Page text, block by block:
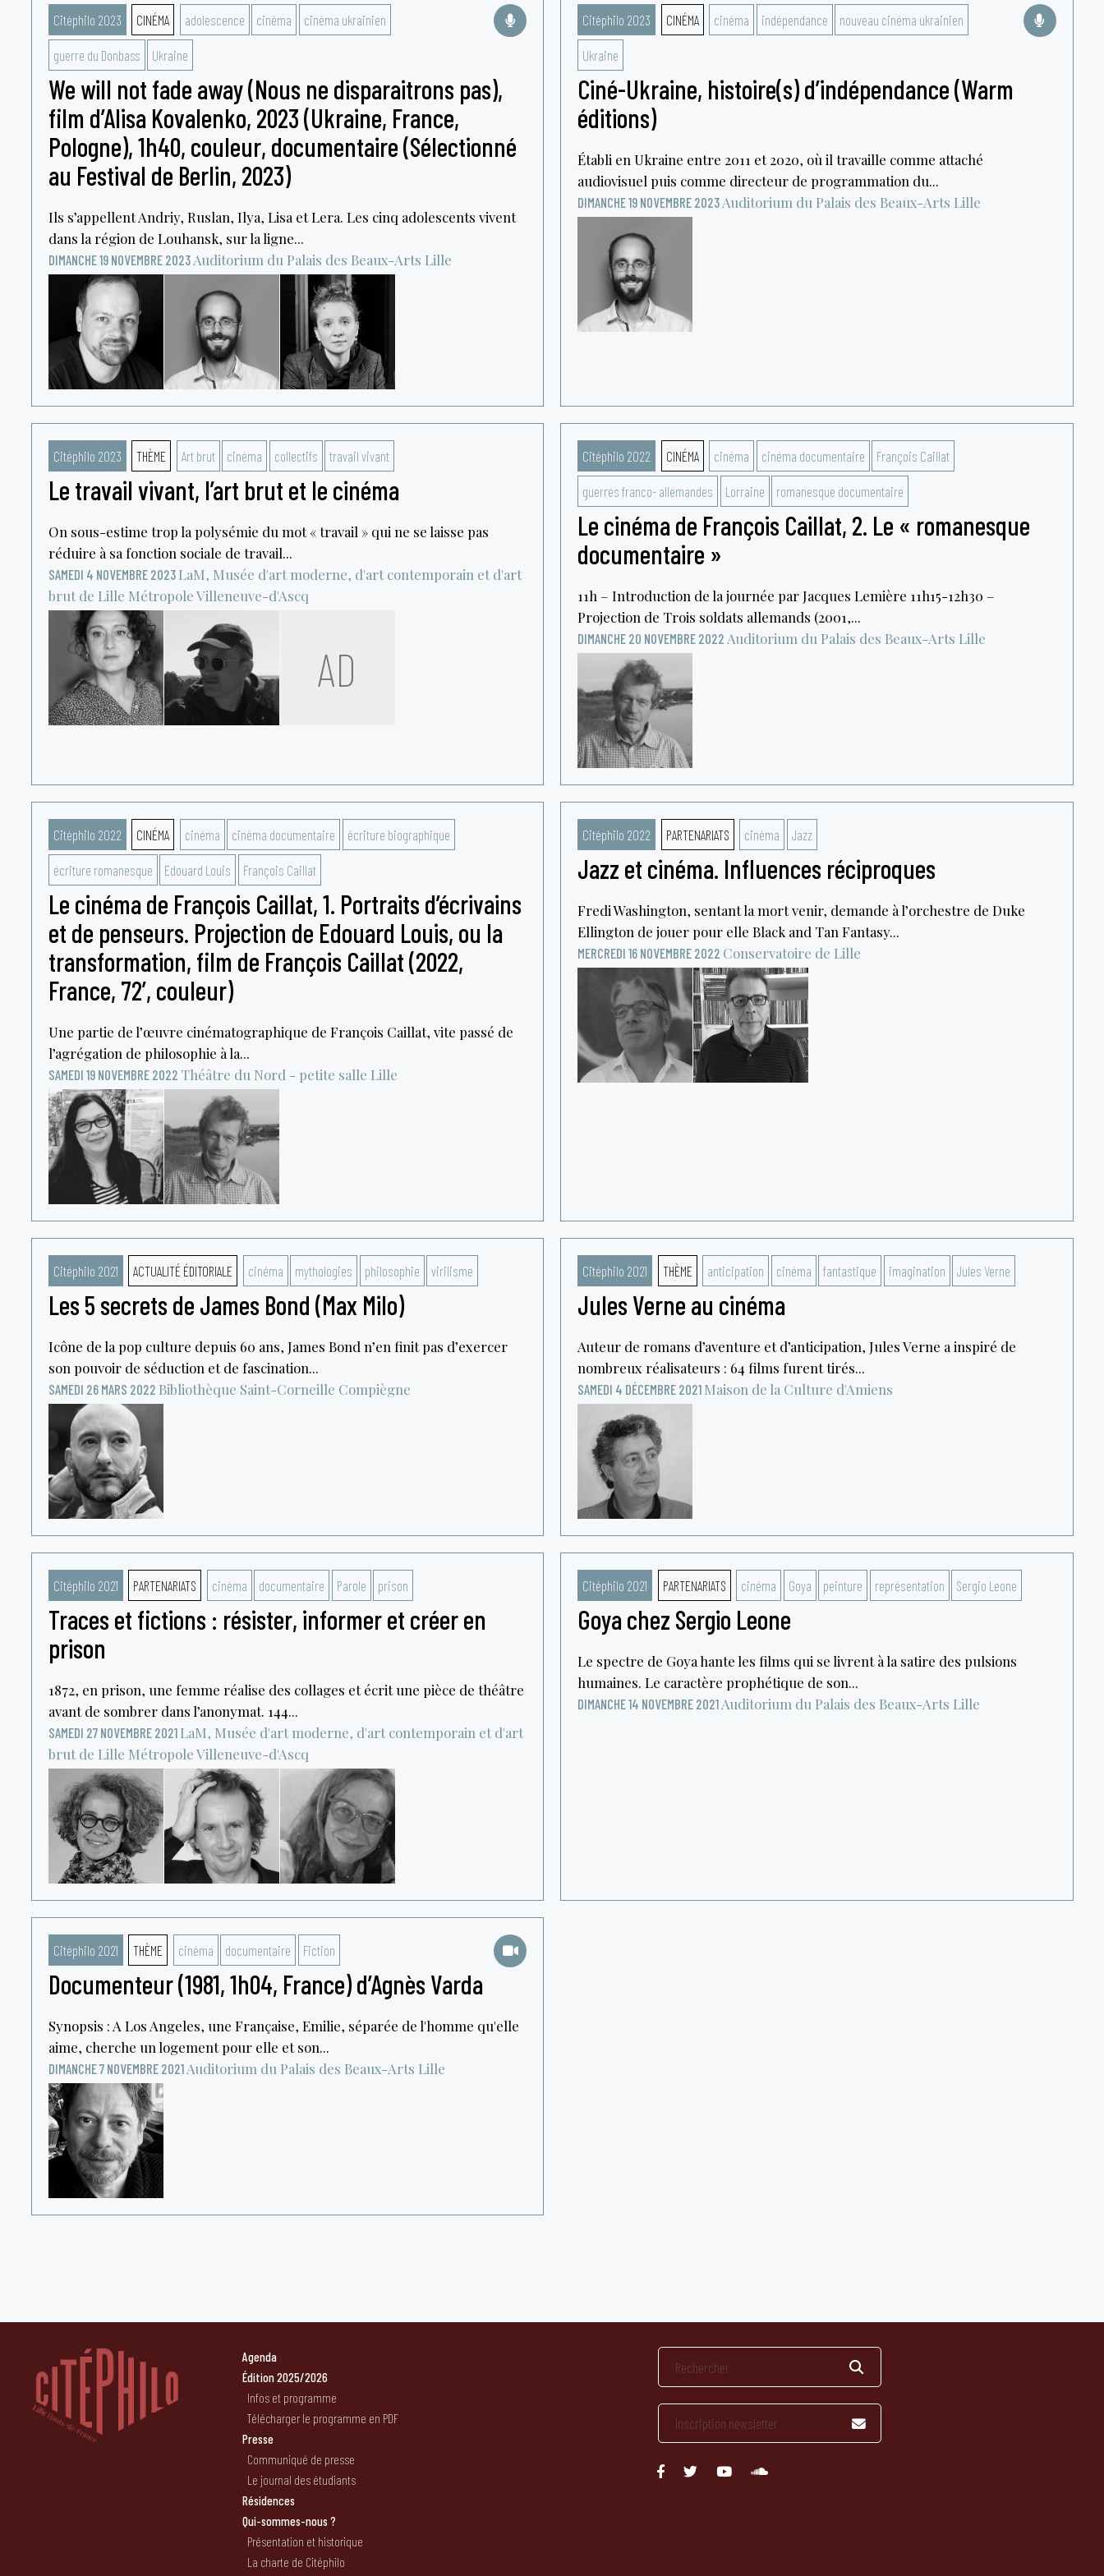
Citéphilo 2023 CINÉMA adolescence cinéma cinéma ukrainien
guerre du Donbass Ukraine
We will not fade away (Nous ne disparaitrons pas),
film d’Alisa Kovalenko, 2023 (Ukraine, France,
Pologne), 1h40, couleur, documentaire (Sélectionné
au Festival de Berlin, 2023)
Ils s’appellent Andriy, Ruslan, Ilya, Lisa et Lera. Les cinq adolescents vivent
dans la région de Louhansk, sur la ligne...
DIMANCHE 19 NOVEMBRE 2023 Auditorium du Palais des Beaux-Arts Lille
Citéphilo 2023 CINÉMA cinéma indépendance nouveau cinéma ukrainien
Ukraine
Ciné-Ukraine, histoire(s) d’indépendance (Warm
éditions)
Établi en Ukraine entre 2011 et 2020, où il travaille comme attaché
audiovisuel puis comme directeur de programmation du...
DIMANCHE 19 NOVEMBRE 2023 Auditorium du Palais des Beaux-Arts Lille
Citéphilo 2023 THÈME Art brut cinéma collectifs travail vivant
Le travail vivant, l’art brut et le cinéma
On sous-estime trop la polysémie du mot « travail » qui ne se laisse pas
réduire à sa fonction sociale de travail...
SAMEDI 4 NOVEMBRE 2023 LaM, Musée d'art moderne, d'art contemporain et d'art
brut de Lille MétropoleVilleneuve-d'Ascq
AD
Citéphilo 2022 CINÉMA cinéma cinéma documentaire François Caillat
guerres franco- allemandes Lorraine romanesque documentaire
Le cinéma de François Caillat, 2. Le « romanesque
documentaire »
11h – Introduction de la journée par Jacques Lemière 11h15-12h30 –
Projection de Trois soldats allemands (2001,...
DIMANCHE 20 NOVEMBRE 2022 Auditorium du Palais des Beaux-Arts Lille
Citéphilo 2022 CINÉMA cinéma cinéma documentaire écriture biographique
écriture romanesque Edouard Louis François Caillat
Le cinéma de François Caillat, 1. Portraits d’écrivains
et de penseurs. Projection de Edouard Louis, ou la
transformation, film de François Caillat (2022,
France, 72’, couleur)
Une partie de l’œuvre cinématographique de François Caillat, vite passé de
l’agrégation de philosophie à la...
SAMEDI 19 NOVEMBRE 2022 Théâtre du Nord - petite salle Lille
Citéphilo 2022 PARTENARIATS cinéma Jazz
Jazz et cinéma. Influences réciproques
Fredi Washington, sentant la mort venir, demande à l’orchestre de Duke
Ellington de jouer pour elle Black and Tan Fantasy...
MERCREDI 16 NOVEMBRE 2022 Conservatoire de Lille
Citéphilo 2021 ACTUALITÉ ÉDITORIALE cinéma mythologies philosophie virilisme
Les 5 secrets de James Bond (Max Milo)
Icône de la pop culture depuis 60 ans, James Bond n’en finit pas d’exercer
son pouvoir de séduction et de fascination...
SAMEDI 26 MARS 2022 Bibliothèque Saint-Corneille Compiègne
Citéphilo 2021 THÈME anticipation cinéma fantastique imagination Jules Verne
Jules Verne au cinéma
Auteur de romans d’aventure et d’anticipation, Jules Verne a inspiré de
nombreux réalisateurs : 64 films furent tirés...
SAMEDI 4 DÉCEMBRE 2021 Maison de la Culture d'Amiens
Citéphilo 2021 PARTENARIATS cinéma documentaire Parole prison
Traces et fictions : résister, informer et créer en
prison
1872, en prison, une femme réalise des collages et écrit une pièce de théâtre
avant de sombrer dans l’anonymat. 144...
SAMEDI 27 NOVEMBRE 2021 LaM, Musée d'art moderne, d'art contemporain et d'art
brut de Lille MétropoleVilleneuve-d'Ascq
Citéphilo 2021 PARTENARIATS cinéma Goya peinture représentation Sergio Leone
Goya chez Sergio Leone
Le spectre de Goya hante les films qui se livrent à la satire des pulsions
humaines. Le caractère prophétique de son...
DIMANCHE 14 NOVEMBRE 2021 Auditorium du Palais des Beaux-Arts Lille
Citéphilo 2021 THÈME cinéma documentaire Fiction
Documenteur (1981, 1h04, France) d’Agnès Varda
Synopsis : A Los Angeles, une Française, Emilie, séparée de l'homme qu'elle
aime, cherche un logement pour elle et son...
DIMANCHE 7 NOVEMBRE 2021 Auditorium du Palais des Beaux-Arts Lille
Agenda
Édition 2025/2026
Infos et programme
Télécharger le programme en PDF
Presse
Communiqué de presse
Le journal des étudiants
Résidences
Qui-sommes-nous ?
Présentation et historique
La charte de Citéphilo